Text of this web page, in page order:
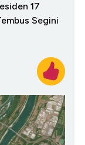
17
Segini